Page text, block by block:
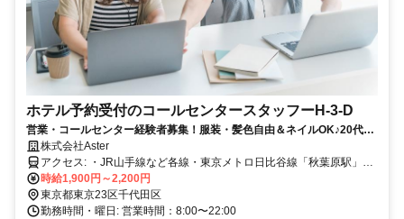
ホテル予約受付のコールセンタースタッフーH-3-D
営業・コールセンター経験者募集！服装・髪色自由＆ネイルOK♪20代・
30代が活躍中！
株式会社Aster
アクセス: ・JR山手線など各線・東京メトロ日比谷線「秋葉原駅」徒
歩3分 ・都営新宿線「岩本町駅」徒歩9分 ・東京メトロ銀座線「末広
町駅」徒歩11分 ┗ 駅チカ好立地☆通勤ラクラク♪
時給1,900円～2,200円
東京都東京23区千代田区
勤務時間・曜日: 営業時間：8:00〜22:00